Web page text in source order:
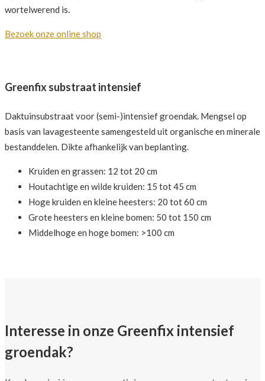
wortelwerend is.
Bezoek onze online shop
Greenfix substraat intensief
Daktuinsubstraat voor (semi-)intensief groendak. Mengsel op
basis van lavagesteente samengesteld uit organische en minerale
bestanddelen. Dikte afhankelijk van beplanting.
Kruiden en grassen: 12 tot 20 cm
Houtachtige en wilde kruiden: 15 tot 45 cm
Hoge kruiden en kleine heesters: 20 tot 60 cm
Grote heesters en kleine bomen: 50 tot 150 cm
Middelhoge en hoge bomen: >100 cm
Interesse in onze Greenfix intensief
groendak?